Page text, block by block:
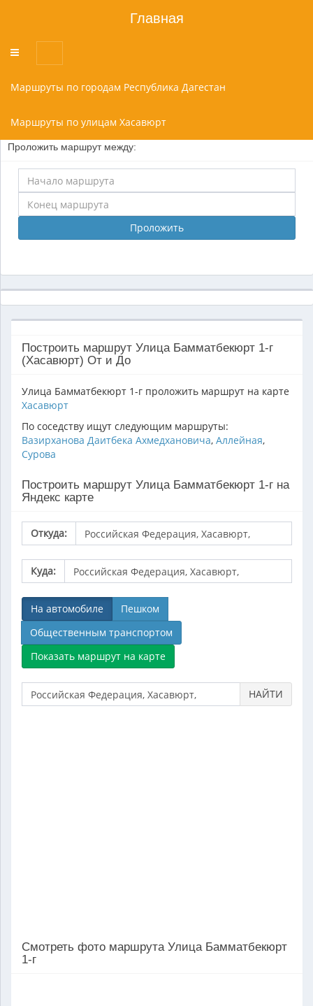
Главная
Переключатель
меню
Маршруты по городам Республика Дагестан
Маршруты по улицам Хасавюрт
Проложить маршрут между:
Проложить
Построить маршрут Улица Бамматбекюрт 1-г
(Хасавюрт) От и До
Улица Бамматбекюрт 1-г проложить маршрут на карте
Хасавюрт
По соседству ищут следующим маршруты:
Вазирханова Даитбека Ахмедхановича, Аллейная,
Сурова
Построить маршрут Улица Бамматбекюрт 1-г на
Яндекс карте
Откуда:
Куда:
На автомобиле
Пешком
Общественным транспортом
НАЙТИ
Смотреть фото маршрута Улица Бамматбекюрт
1-г